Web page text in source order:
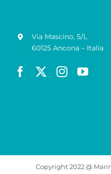
Via Mascino, 5/L
60125 Ancona – Italia
Copyright 2022 @